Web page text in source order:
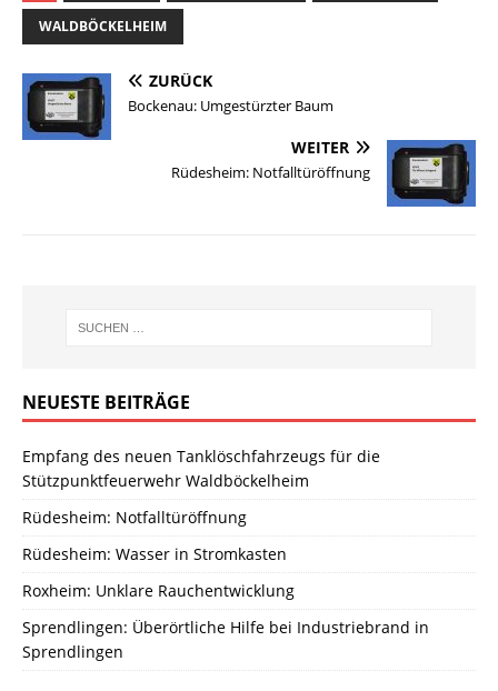
WALDBÖCKELHEIM
ZURÜCK
Bockenau: Umgestürzter Baum
WEITER
Rüdesheim: Notfalltüröffnung
NEUESTE BEITRÄGE
Empfang des neuen Tanklöschfahrzeugs für die
Stützpunktfeuerwehr Waldböckelheim
Rüdesheim: Notfalltüröffnung
Rüdesheim: Wasser in Stromkasten
Roxheim: Unklare Rauchentwicklung
Sprendlingen: Überörtliche Hilfe bei Industriebrand in
Sprendlingen